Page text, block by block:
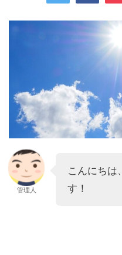
管理人
こんにちは
す！